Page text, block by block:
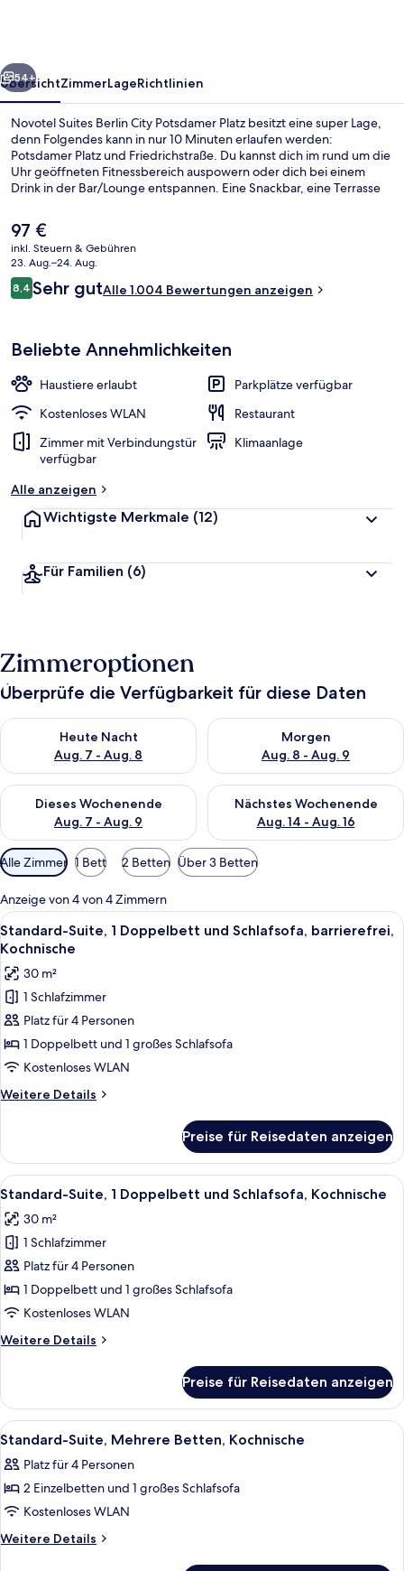
Weiter
54+
ÜbersichtZimmerLageRichtlinien
Novotel Suites Berlin City Potsdamer Platz besitzt eine super Lage,
denn Folgendes kann in nur 10 Minuten erlaufen werden:
Potsdamer Platz und Friedrichstraße. Du kannst dich im rund um die
Uhr geöffneten Fitnessbereich auspowern oder dich bei einem
Drink in der Bar/Lounge entspannen. Eine Snackbar, eine Terrasse
Reisende lieben das hilfsbereite Personal. Die Unterkunft ist nur
einen kurzen Fußmarsch von den öffentlichen Verkehrsmitteln
entfernt: Bis zur U-Bahn sind es wenige Schritte (S-Bahnhof
Anhalter Bahnhof) bzw. 8 Minuten (U-Bahnhof
Kochstraße/Checkpoint Charlie).
Der
aktuelle
Preis
beträgt
97 €.
97 €
inkl. Steuern & Gebühren
23. Aug.–24. Aug.
Bewertungen
8,48,4 von 10.
Sehr gutAlle 1.004 Bewertungen anzeigen
Beliebte Annehmlichkeiten
Haustiere erlaubt
Parkplätze verfügbar
Kostenloses WLAN
Restaurant
Zimmer mit Verbindungstür
verfügbar
Klimaanlage
Alle anzeigen
Wichtigste Merkmale (12)
Für Familien (6)
Zimmeroptionen
Überprüfe die Verfügbarkeit für diese Daten
Heute Nacht
Aug. 7 - Aug. 8
Überprüfe die Verfügbarkeit für heute Nacht, Aug. 7 - Aug. 8.
Morgen
Aug. 8 - Aug. 9
Überprüfe die Verfügbarkeit
Dieses Wochenende
Aug. 7 - Aug. 9
Überprüfe die Verfügbarkeit für dieses Wochenende, Aug. 7
Nächstes Wochenende
Aug. 14 - Aug. 16
Überprüfe die Verfügbarkeit
Verfügbare
Filter
für
Zimmer
Alle Zimmer 1 Bett 2 Betten Über 3 Betten
Anzeige von 4 von 4 Zimmern
Alle
Fotos
für
Standard-
Suite,
1 Doppelbett
und
Schlafsofa,
barrierefrei,
Kochnische
Ein modernes Hotelzimmer mit
12
Standard-Suite, 1 Doppelbett und Schlafsofa, barrierefrei,
Kochnische
30 m²
1 Schlafzimmer
Platz für 4 Personen
1 Doppelbett und 1 großes Schlafsofa
Kostenloses WLAN
Weitere Details
Weitere
Suite,
1 Doppelbett
und
barrierefrei,
Kochnische
Preise für Reisedaten anzeigen
Alle
Fotos
für
Standard-
Suite,
1 Doppelbett
und
Kochnische
Allergikerbettwaren, Zimmersafe,
15
Standard-Suite, 1 Doppelbett und Schlafsofa, Kochnische
30 m²
1 Schlafzimmer
Platz für 4 Personen
1 Doppelbett und 1 großes Schlafsofa
Kostenloses WLAN
Weitere Details
Weitere
Suite,
1 Doppelbett
und
Kochnische
Preise für Reisedaten anzeigen
Alle
Fotos
für
Standard-
Suite,
Mehrere
Ein Hotelzimmer mit zwei Betten,
11
Standard-Suite, Mehrere Betten, Kochnische
Platz für 4 Personen
2 Einzelbetten und 1 großes Schlafsofa
Kostenloses WLAN
Weitere Details
Weitere